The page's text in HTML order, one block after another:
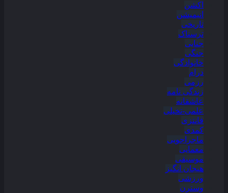
اکشن
انیمیشن
تاریخی
ترسناک
جنایی
جنگی
خانوادگی
درام
رزمی
زندگی نامه
عاشقانه
علمی-تخیلی
فانتزی
کمدی
ماجراجویی
معمایی
موسیقی
هیجان انگیز
ورزشی
وسترن